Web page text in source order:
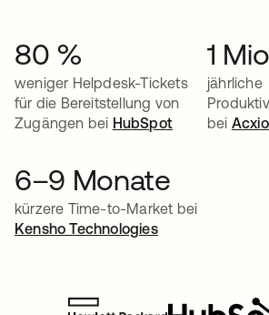
80 %
weniger Helpdesk-Tickets
für die Bereitstellung von
Zugängen bei HubSpot
1
jährliche
bei
6–9 Monate
kürzere Time-to-Market bei
Kensho Technologies